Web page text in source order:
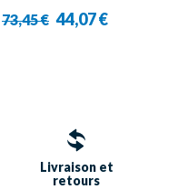
73,45 € 44,07 €
Livraison et
retours